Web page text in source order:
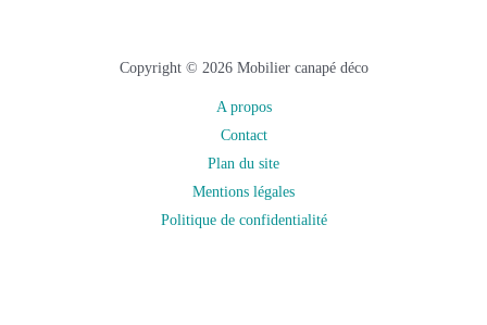
Copyright © 2026 Mobilier canapé déco
A propos
Contact
Plan du site
Mentions légales
Politique de confidentialité